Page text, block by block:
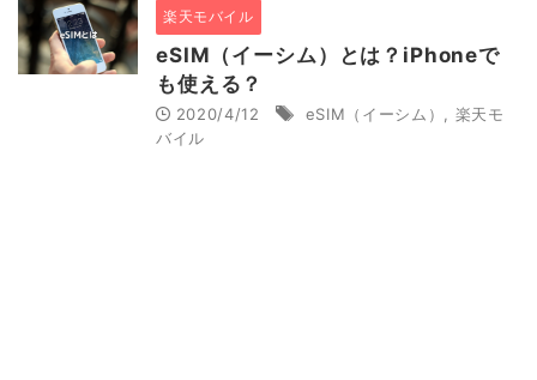
楽天モバイル
eSIM（イーシム）とは？iPhoneで
も使える？
2020/4/12 eSIM（イーシム）
楽天モ
バイル